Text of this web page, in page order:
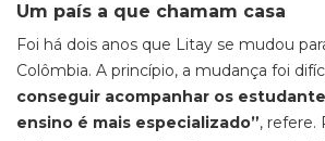
Um país a que chamam casa
Foi há dois anos que Litay se mudou
Colômbia. A princípio, a mudança foi
conseguir acompanhar os
ensino é mais especializado”, refere.